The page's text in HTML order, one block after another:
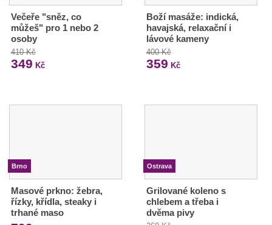
Večeře "sněz, co
můžeš" pro 1 nebo 2
osoby
410 Kč
349 Kč
Boží masáže: indická,
havajská, relaxační i
lávové kameny
400 Kč
359 Kč
Brno
Masové prkno: žebra,
řízky, křídla, steaky i
trhané maso
Ostrava
Grilované koleno s
chlebem a třeba i
dvěma pivy